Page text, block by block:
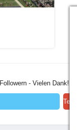
- Vielen Dank!
Teilen